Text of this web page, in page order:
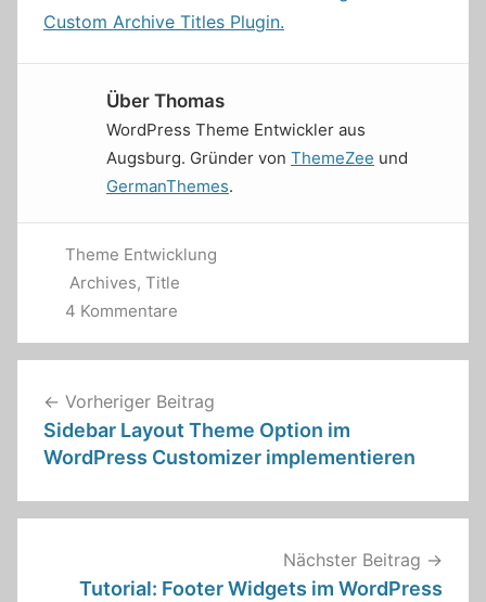
Custom Archive Titles Plugin.
Über Thomas
WordPress Theme Entwickler aus
Augsburg. Gründer von ThemeZee und
GermanThemes.
Theme Entwicklung
Archives, Title
4 Kommentare
Vorheriger Beitrag
Sidebar Layout Theme Option im
WordPress Customizer implementieren
Nächster Beitrag
Tutorial: Footer Widgets im WordPress